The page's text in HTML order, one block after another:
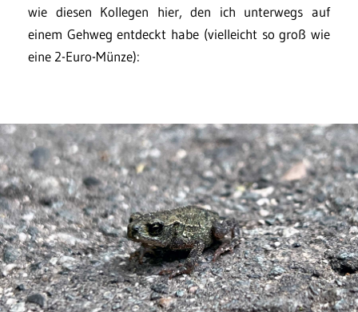
wie diesen Kollegen hier, den ich unterwegs auf
einem Gehweg entdeckt habe (vielleicht so groß wie
eine 2-Euro-Münze):